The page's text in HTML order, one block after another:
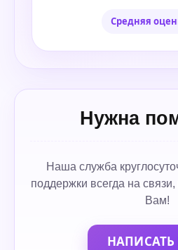
Средняя
Нужна
Наша служба
поддержки всегда на
Вам!